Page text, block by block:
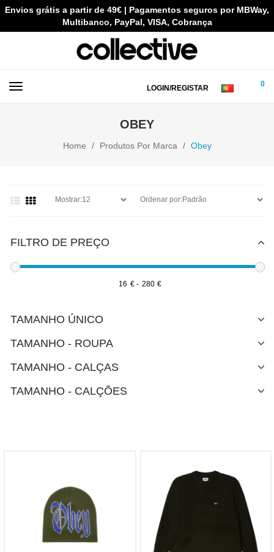
Envios grátis a partir de 49€ | Pagamentos seguros por MBWay,
Multibanco, PayPal, VISA, Cobrança
LOGIN/REGISTAR 0
OBEY
Home Produtos Por Marca Obey
FILTRO DE PREÇO
€ - €
TAMANHO ÚNICO
TAMANHO - ROUPA
TAMANHO - CALÇAS
TAMANHO - CALÇÕES